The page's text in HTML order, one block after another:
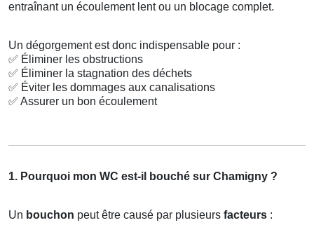
entraînant un écoulement lent ou un blocage complet.
Un dégorgement est donc indispensable pour :
✅ Éliminer les obstructions
✅ Éliminer la stagnation des déchets
✅ Éviter les dommages aux canalisations
✅ Assurer un bon écoulement
1. Pourquoi mon WC est-il bouché sur Chamigny ?
Un bouchon peut être causé par plusieurs facteurs :